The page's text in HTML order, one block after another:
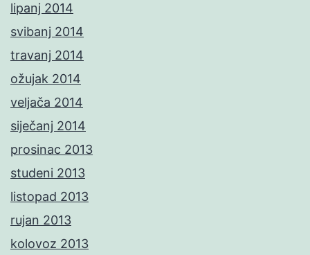
lipanj 2014
svibanj 2014
travanj 2014
ožujak 2014
veljača 2014
siječanj 2014
prosinac 2013
studeni 2013
listopad 2013
rujan 2013
kolovoz 2013